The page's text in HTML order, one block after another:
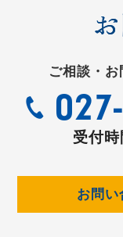
ご相談・
受付時
お問い